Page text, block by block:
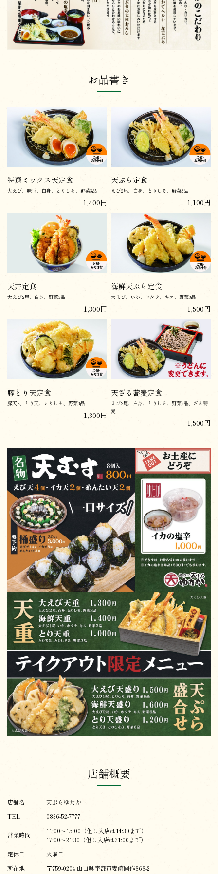
お品書き
特選ミックス天定食
大えび、味玉、白身、とりしそ、野菜3品
1,400円
天ぷら定食
えび2尾、白身、とりしそ、野菜3品
1,100円
天丼定食
大えび2尾、白身、野菜3品
1,300円
海鮮天ぷら定食
大えび、いか、ホタテ、キス、野菜3品
1,500円
豚とり天定食
豚天2、とり天、とりしそ、野菜3品
1,300円
天ざる蕎麦定食
えび2尾、白身、とりしそ、野菜3品、ざる蕎
麦
1,500円
店舗概要
店舗名
天ぷらゆたか
TEL
0836-52-7777
営業時間
11:00〜15:00（但し入店は14:30まで）
17:00〜21:30（但し入店は21:00まで）
定休日
火曜日
所在地
〒759-0204 山口県宇部市妻崎開作868-2